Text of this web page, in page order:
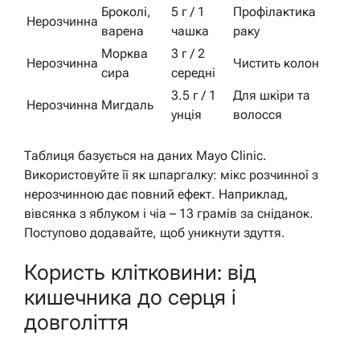
Нерозчинна
Броколі,
варена
5 г / 1
чашка
Профілактика
раку
Нерозчинна
Морква
сира
3 г / 2
середні
Чистить колон
Нерозчинна Мигдаль
3.5 г / 1
унція
Для шкіри та
волосся
Таблиця базується на даних Mayo Clinic.
Використовуйте її як шпаргалку: мікс розчинної з
нерозчинною дає повний ефект. Наприклад,
вівсянка з яблуком і чіа – 13 грамів за сніданок.
Поступово додавайте, щоб уникнути здуття.
Користь клітковини: від
кишечника до серця і
довголіття